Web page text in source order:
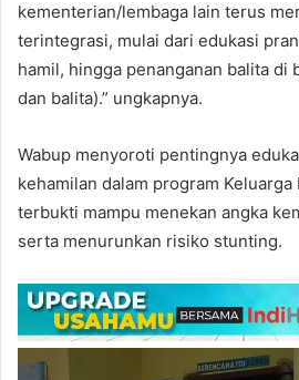
kementerian/lembaga lain terus
terintegrasi, mulai dari edukasi
hamil, hingga penanganan balita di
dan balita).” ungkapnya.
Wabup menyoroti pentingnya
kehamilan dalam program Keluarga
terbukti mampu menekan angka
serta menurunkan risiko stunting.